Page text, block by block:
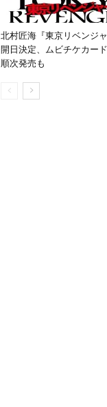
北村匠海『東京リベンジ
開日決定、ムビチケカー
順次発売も